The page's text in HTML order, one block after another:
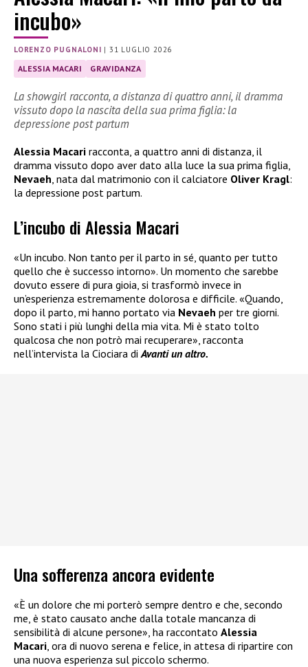
incubo»
LORENZO PUGNALONI |31 LUGLIO 2026
ALESSIA MACARI GRAVIDANZA
La showgirl racconta, a distanza di quattro anni, il dramma
vissuto dopo la nascita della sua prima figlia: la
depressione post partum
Alessia Macari racconta, a quattro anni di distanza, il
dramma vissuto dopo aver dato alla luce la sua prima figlia,
Nevaeh , nata dal matrimonio con il calciatore Oliver Kragl:
la depressione post partum.
L’incubo di Alessia Macari
«Un incubo. Non tanto per il parto in sé, quanto per tutto
quello che è successo intorno». Un momento che sarebbe
dovuto essere di pura gioia, si trasformò invece in
un’esperienza estremamente dolorosa e difficile. «Quando,
dopo il parto, mi hanno portato via Nevaeh per tre giorni.
Sono stati i più lunghi della mia vita. Mi è stato tolto
qualcosa che non potrò mai recuperare», racconta
nell’intervista la Ciociara diAvanti un altro.
Una sofferenza ancora evidente
«È un dolore che mi porterò sempre dentro e che, secondo
me, è stato causato anche dalla totale mancanza di
sensibilità di alcune persone», ha raccontato Alessia
Macari , ora di nuovo serena e felice, in attesa di ripartire con
una nuova esperienza sul piccolo schermo.